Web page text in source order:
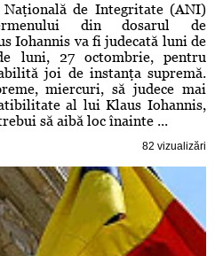
de Integritate (ANI)
din dosarul de
Iohannis va fi judecată luni de
luni, 27 octombrie, pentru
joi de instanţa supremă.
miercuri, să judece mai
al lui Klaus Iohannis,
să aibă loc înainte ...
82 vizualizări